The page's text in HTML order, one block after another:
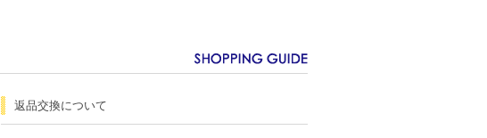
返品交換について